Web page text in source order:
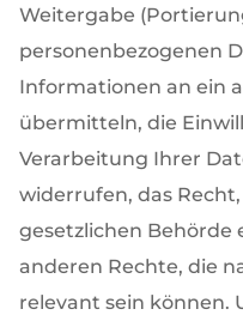
Weitergabe
personenbezogenen
Informationen an ein
übermitteln, die
Verarbeitung Ihrer
widerrufen, das
gesetzlichen Behörde
anderen Rechte, die
relevant sein können.